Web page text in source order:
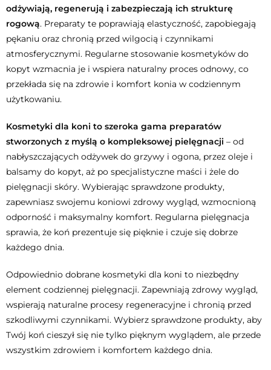
odżywiają, regenerują i zabezpieczają ich strukturę
rogową. Preparaty te poprawiają elastyczność, zapobiegają
pękaniu oraz chronią przed wilgocią i czynnikami
atmosferycznymi. Regularne stosowanie kosmetyków do
kopyt wzmacnia je i wspiera naturalny proces odnowy, co
przekłada się na zdrowie i komfort konia w codziennym
użytkowaniu.
Kosmetyki dla koni to szeroka gama preparatów
stworzonych z myślą o kompleksowej pielęgnacji – od
nabłyszczających odżywek do grzywy i ogona, przez oleje i
balsamy do kopyt, aż po specjalistyczne maści i żele do
pielęgnacji skóry. Wybierając sprawdzone produkty,
zapewniasz swojemu koniowi zdrowy wygląd, wzmocnioną
odporność i maksymalny komfort. Regularna pielęgnacja
sprawia, że koń prezentuje się pięknie i czuje się dobrze
każdego dnia.
Odpowiednio dobrane kosmetyki dla koni to niezbędny
element codziennej pielęgnacji. Zapewniają zdrowy wygląd,
wspierają naturalne procesy regeneracyjne i chronią przed
szkodliwymi czynnikami. Wybierz sprawdzone produkty, aby
Twój koń cieszył się nie tylko pięknym wyglądem, ale przede
wszystkim zdrowiem i komfortem każdego dnia.